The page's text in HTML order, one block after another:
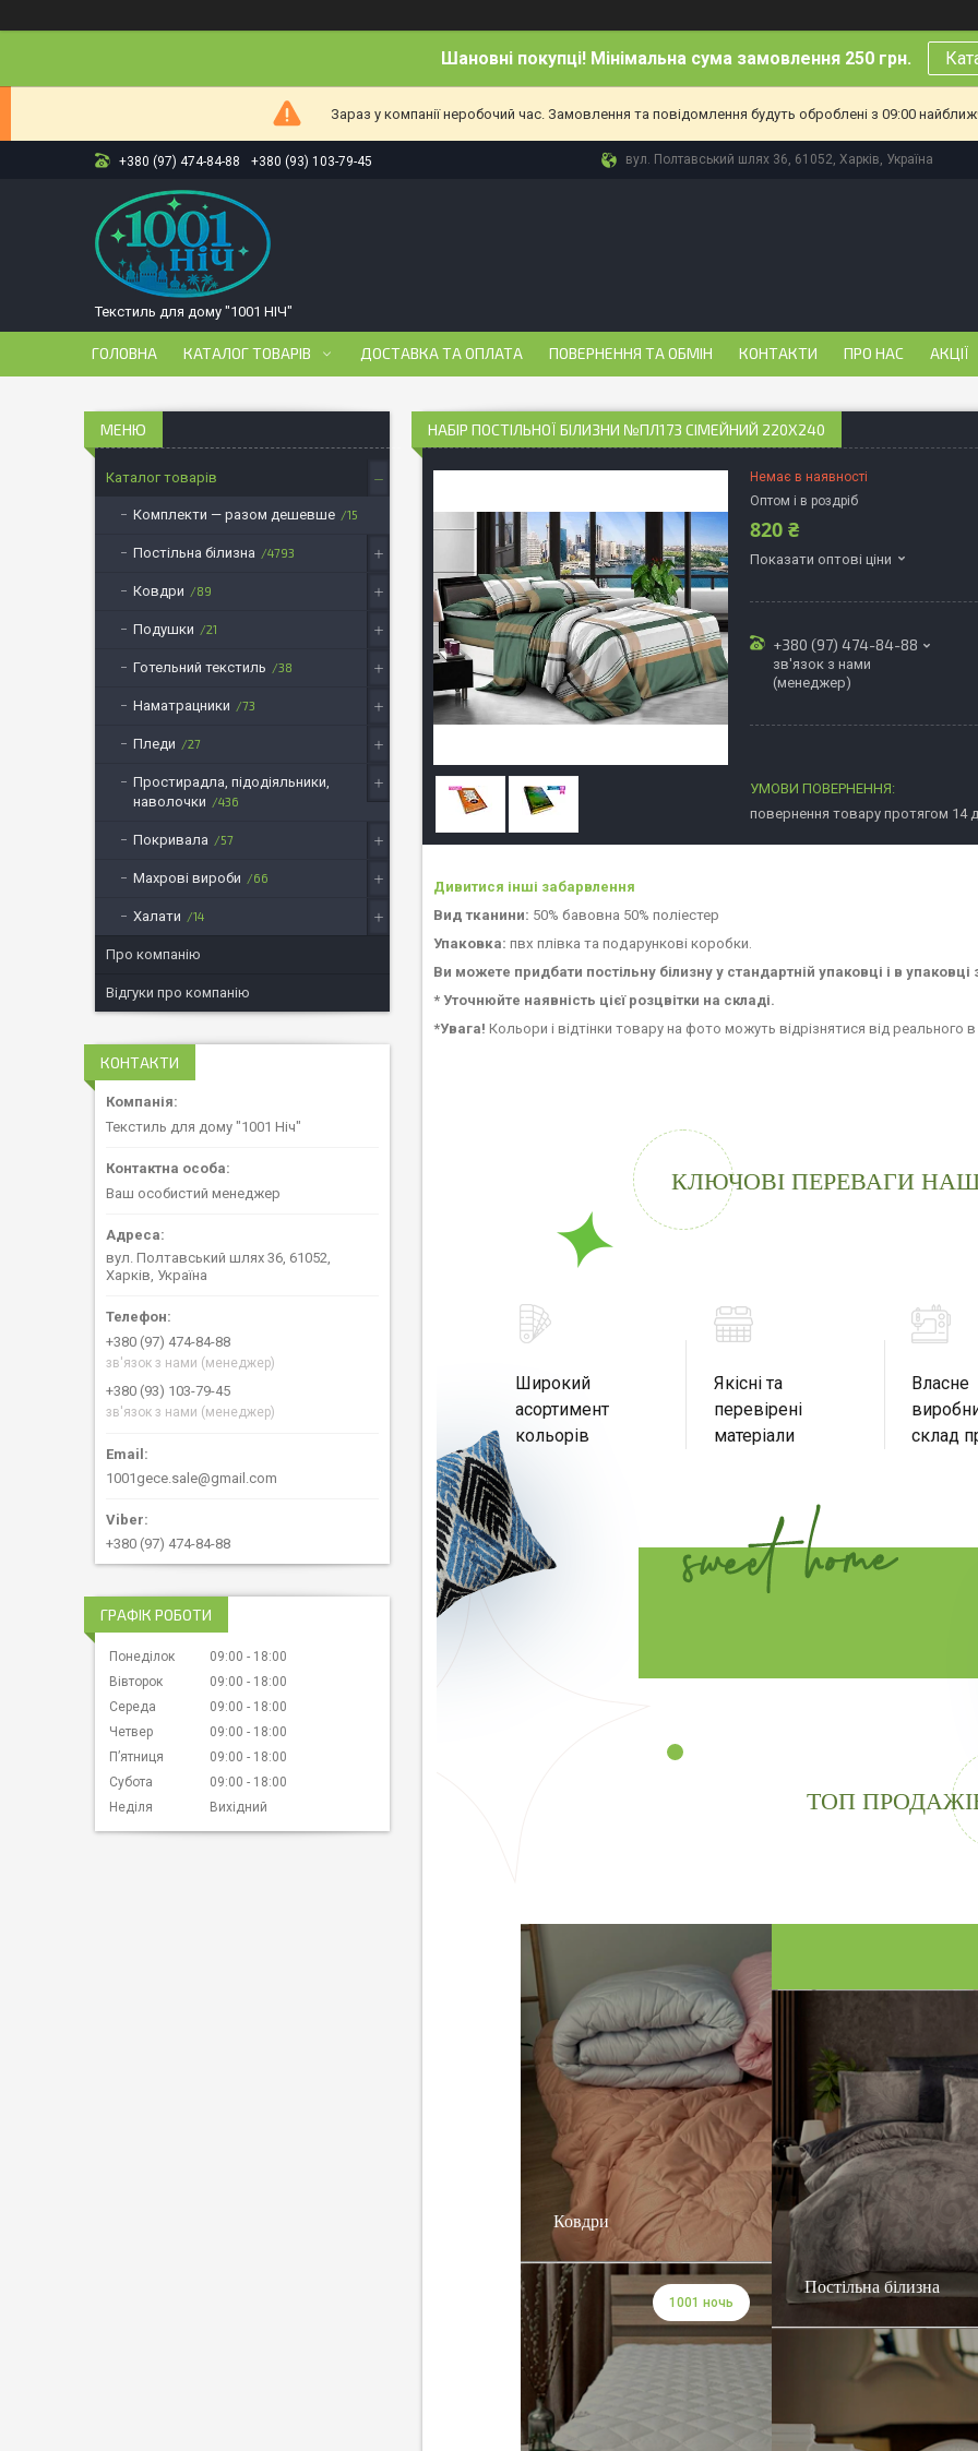
Шановні покупці! Мінімальна сума замовлення 250 грн.
Зараз у компанії неробочий час. Замовлення та повідомлення будуть оброблені з 09:00
+380 (97) 474-84-88 +380 (93) 103-79-45 вул. Полтавський шлях 36, 61052, Харків, Україна
Текстиль для дому "1001 НІЧ"
ГОЛОВНА КАТАЛОГ ТОВАРІВ ДОСТАВКА ТА ОПЛАТА ПОВЕРНЕННЯ ТА ОБМІН КОНТАКТИ ПРО НАС АКЦІЇ
НАБІР ПОСТІЛЬНОЇ БІЛИЗНИ №ПЛ173 СІМЕЙНИЙ 220Х240
Немає в наявності
Оптом і в роздріб
820 ₴
Показати оптові ціни
+380 (97) 474-84-88
зв'язок з нами
(менеджер)
повернення товару протягом 14
Дивитися інші забарвлення
Вид тканини: 50% бавовна 50% поліестер
Упаковка: пвх плівка та подарункові коробки.
Ви можете придбати постільну білизну у стандартній упаковці і в
* Уточнюйте наявність цієї розцвітки на складі.
*Увага! Кольори і відтінки товару на фото можуть відрізнятися від реального
КЛЮЧОВІ ПЕРЕВАГИ
Широкий
асортимент
кольорів
Якісні та
перевірені
матеріали
Власне
склад
ТОП
Ковдри
1001 ночь
Постільна білизна
Каталог товарів
Комплекти — разом дешевше 15
Постільна білизна 4793
Ковдри 89
Подушки 21
Готельний текстиль 38
Наматрацники 73
Пледи 27
Простирадла, підодіяльники,
наволочки
436
Покривала 57
Махрові вироби 66
Халати 14
Про компанію
Відгуки про компанію
КОНТАКТИ
Текстиль для дому "1001 Ніч"
Ваш особистий менеджер
вул. Полтавський шлях 36, 61052,
Харків, Україна
+380 (97) 474-84-88
зв'язок з нами (менеджер)
+380 (93) 103-79-45
зв'язок з нами (менеджер)
1001gece.sale@gmail.com
+380 (97) 474-84-88
ГРАФІК РОБОТИ
Понеділок 09:00
18:00
Вівторок
09:00
18:00
Середа
09:00
18:00
Четвер
09:00
18:00
Пʼятниця
09:00
18:00
Субота
09:00
18:00
Неділя
Вихідний